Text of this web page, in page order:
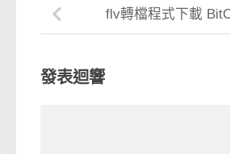
flv轉檔程式下載
發表迴響